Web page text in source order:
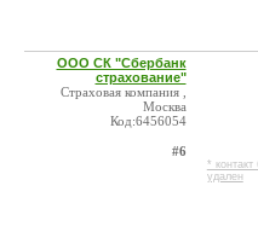
ООО СК "Сбербанк
страхование"
Страховая компания ,
Москва
Код:6456054
#6
*
удален